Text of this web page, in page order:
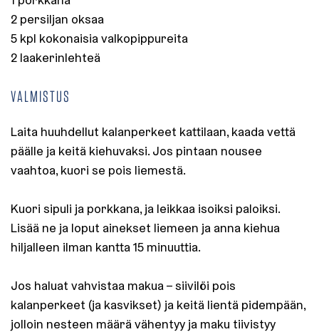
2 persiljan oksaa
5 kpl kokonaisia valkopippureita
2 laakerinlehteä
VALMISTUS
Laita huuhdellut kalanperkeet kattilaan, kaada vettä
päälle ja keitä kiehuvaksi. Jos pintaan nousee
vaahtoa, kuori se pois liemestä.
Kuori sipuli ja porkkana, ja leikkaa isoiksi paloiksi.
Lisää ne ja loput ainekset liemeen ja anna kiehua
hiljalleen ilman kantta 15 minuuttia.
Jos haluat vahvistaa makua – siivilöi pois
kalanperkeet (ja kasvikset) ja keitä lientä pidempään,
jolloin nesteen määrä vähentyy ja maku tiivistyy